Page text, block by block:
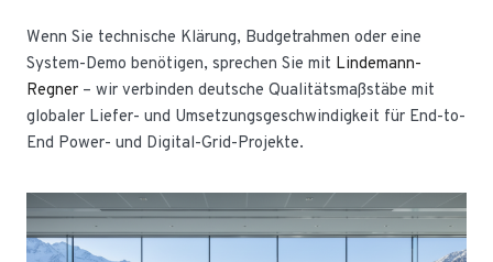
Wenn Sie technische Klärung, Budgetrahmen oder eine
System-Demo benötigen, sprechen Sie mit Lindemann-
Regner – wir verbinden deutsche Qualitätsmaßstäbe mit
globaler Liefer- und Umsetzungsgeschwindigkeit für End-to-
End Power- und Digital-Grid-Projekte.